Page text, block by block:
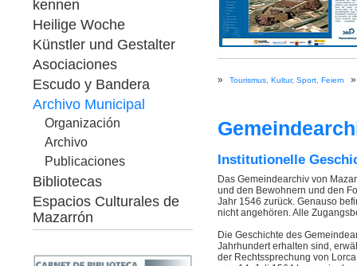
kennen
Heilige Woche
Künstler und Gestalter
Asociaciones
Escudo y Bandera
Archivo Municipal
Organización
Archivo
Publicaciones
Bibliotecas
Espacios Culturales de
Mazarrón
» Tourismus, Kultur, Sport, Feiern »
Institutionelle
Das Gemeindearchiv von
und den Bewohnern und den
Jahr 1546 zurück. Genauso
nicht angehören. Alle
Die Geschichte des
Jahrhundert erhalten sind,
der Rechtssprechung von